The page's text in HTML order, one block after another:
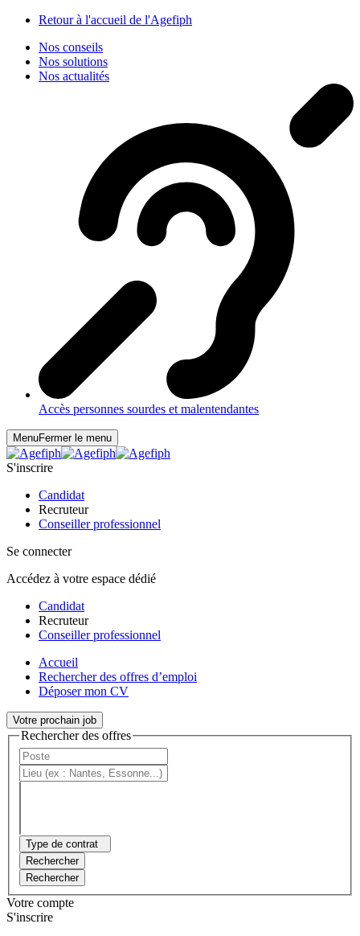
Retour à l'accueil de l'Agefiph
Nos conseils
Nos solutions
Nos actualités
Accès personnes sourdes et malentendantes
MenuFermer le menu
S'inscrire
Candidat
Recruteur
Conseiller professionnel
Se connecter
Accédez à votre espace dédié
Candidat
Recruteur
Conseiller professionnel
Accueil
Rechercher des offres d’emploi
Déposer mon CV
Votre prochain job
Rechercher des offres
Type de contrat
Rechercher
Rechercher
Votre compte
S'inscrire